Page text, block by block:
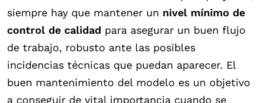
siempre hay que mantener un nivel mínimo de
control de calidad para asegurar un buen flujo
de trabajo, robusto ante las posibles
incidencias técnicas que puedan aparecer. El
buen mantenimiento del modelo es un objetivo
a conseguir de vital importancia cuando se